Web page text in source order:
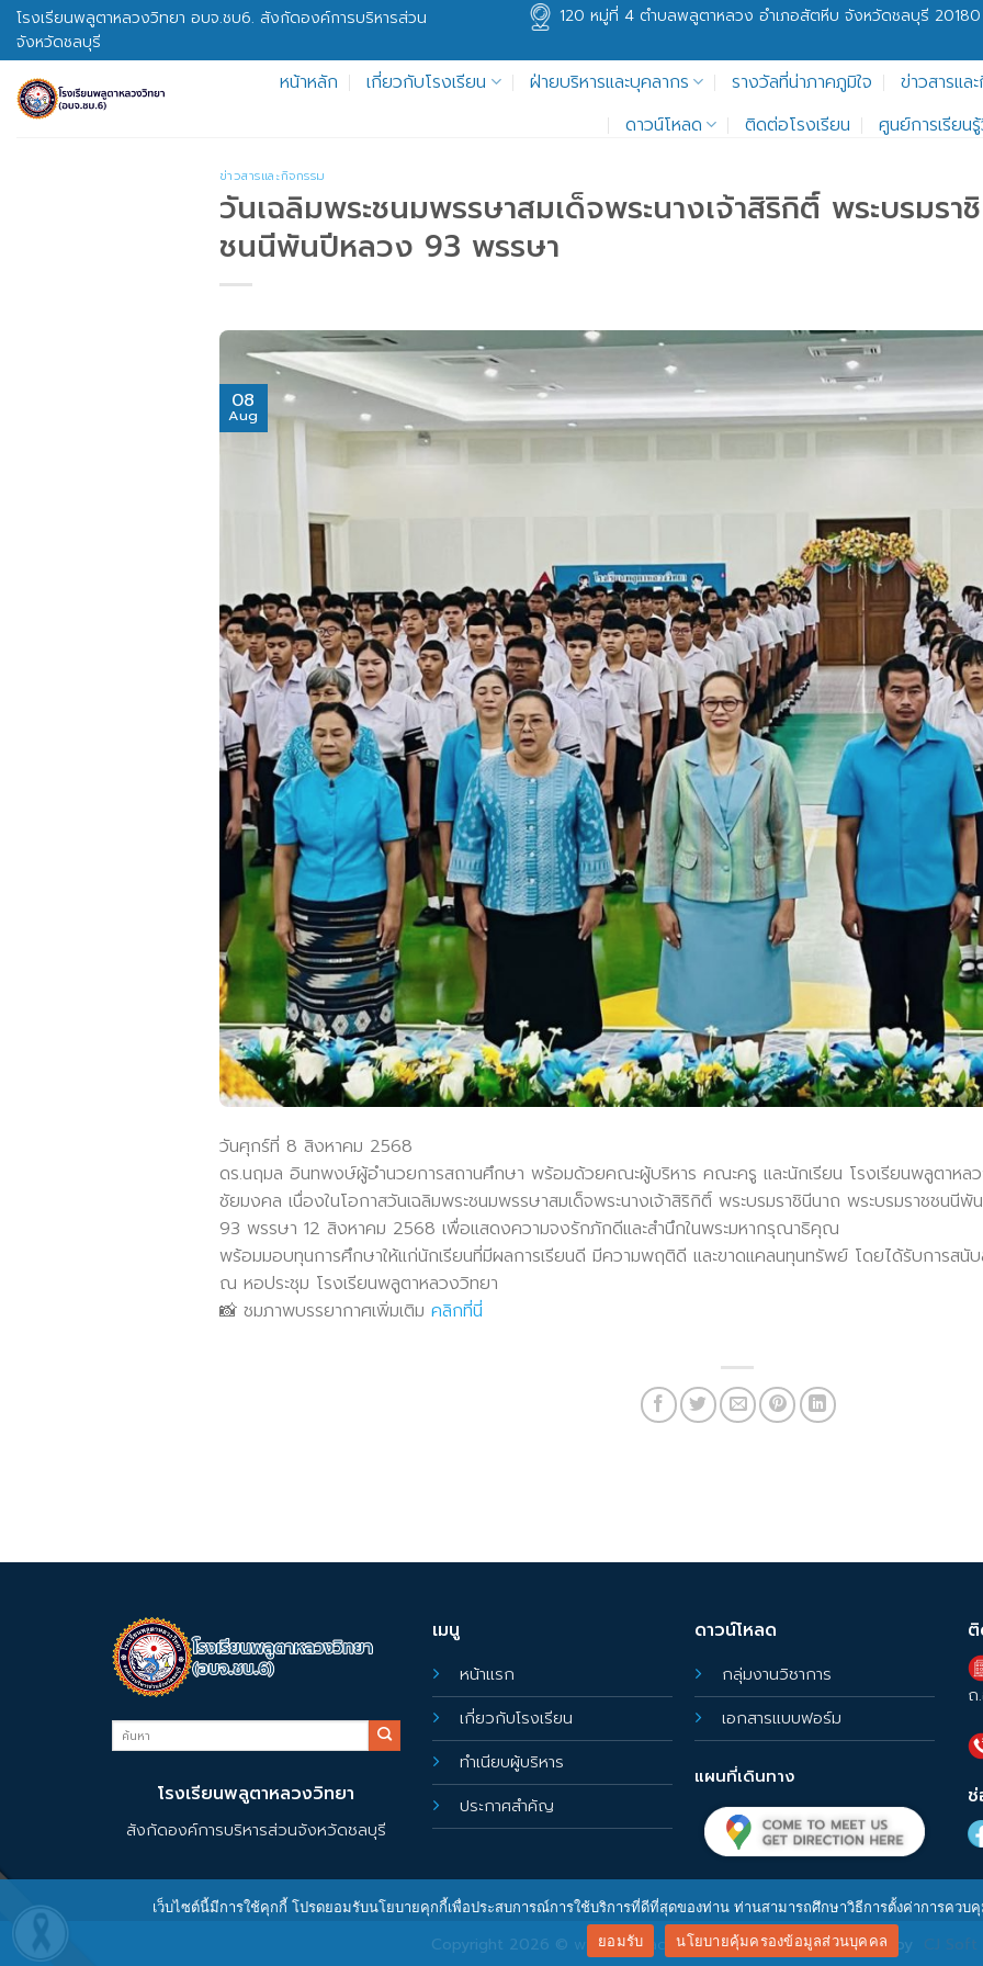
Skip
to
content
โรงเรียนพลูตาหลวงวิทยา อบจ.ชบ6. สังกัดองค์การบริหารส่วน
จังหวัดชลบุรี
120 หมู่ที่ 4 ตำบลพลูตาหลวง อำเภอสัตหีบ จังหวัดชลบุรี 20180
หน้าหลัก เกี่ยวกับโรงเรียน ฝ่ายบริหารและบุคลากร รางวัลที่น่าภาคภูมิใจ
ข่าวสารแล
ดาวน์โหลด
ติดต่อโรงเรียน ศูนย์การเรียน
ข่าวสารและกิจกรรม
วันเฉลิมพระชนมพรรษาสมเด็จพระนางเจ้าสิริกิติ์ พระบรมรา
ชนนีพันปีหลวง 93 พรรษา
08
Aug
วันศุกร์ที่ 8 สิงหาคม 2568
ดร.นฤมล อินทพงษ์ผู้อำนวยการสถานศึกษา พร้อมด้วยคณะผู้บริหาร คณะครู และนักเรียน โรงเรียนพลูตาหล
ชัยมงคล เนื่องในโอกาสวันเฉลิมพระชนมพรรษาสมเด็จพระนางเจ้าสิริกิติ์ พระบรมราชินีนาถ พระบรมราชชนนีพั
93 พรรษา 12 สิงหาคม 2568 เพื่อแสดงความจงรักภักดีและสำนึกในพระมหากรุณาธิคุณ
พร้อมมอบทุนการศึกษาให้แก่นักเรียนที่มีผลการเรียนดี มีความพฤติดี และขาดแคลนทุนทรัพย์ โดยได้รับการส
ณ หอประชุม โรงเรียนพลูตาหลวงวิทยา
📸 ชมภาพบรรยากาศเพิ่มเติม คลิกที่นี่
โรงเรียนพลูตาหลวงวิทยา
สังกัดองค์การบริหารส่วนจังหวัดชลบุรี
เมนู
หน้าแรก
เกี่ยวกับโรงเรียน
ทำเนียบผู้บริหาร
ประกาศสำคัญ
ดาวน์โหลด
กลุ่มงานวิชาการ
เอกสารแบบฟอร์ม
แผนที่เดินทาง
ถ
Copyright 2026 © www.ptlw.ac.thDesigned and Developed by CJ Soft
เว็บไซต์นี้มีการใช้คุกกี้ โปรดยอมรับนโยบายคุกกี้เพื่อประสบการณ์การใช้บริการที่ดีที่สุดของท่าน ท่านสามารถศึกษาวิธีการตั้งค่าการคว
ยอมรับ
นโยบายคุ้มครองข้อมูลส่วนบุคคล